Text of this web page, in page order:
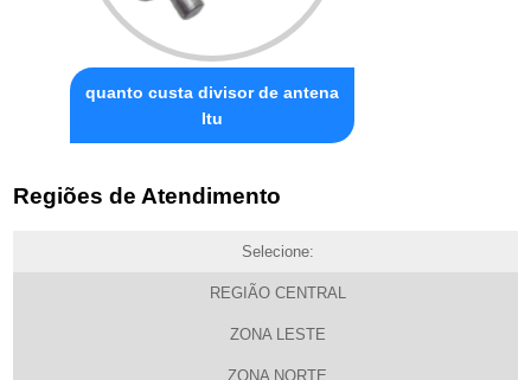
quanto custa divisor de antena
Itu
Regiões de Atendimento
Selecione:
REGIÃO CENTRAL
ZONA LESTE
ZONA NORTE